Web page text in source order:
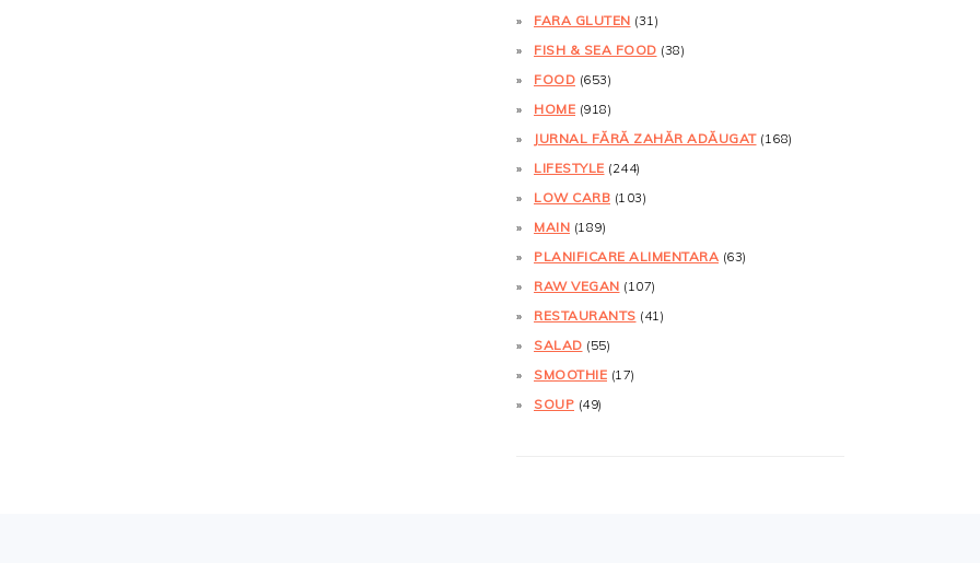
FARA GLUTEN (31)
FISH & SEA FOOD (38)
FOOD (653)
HOME (918)
JURNAL FĂRĂ ZAHĂR ADĂUGAT(168)
LIFESTYLE (244)
LOW CARB (103)
MAIN (189)
PLANIFICARE ALIMENTARA (63)
RAW VEGAN (107)
RESTAURANTS (41)
SALAD (55)
SMOOTHIE (17)
SOUP (49)